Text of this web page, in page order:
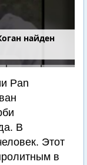
найден
Pan
В
Этот
в